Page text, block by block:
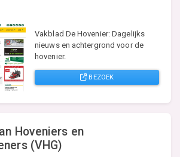
Vakblad De Hovenier: Dagelijks
nieuws en achtergrond voor de
hovenier.
BEZOEK
Hoveniers en
(VHG)